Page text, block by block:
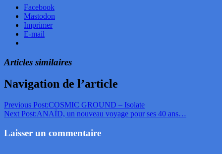
Facebook
Mastodon
Imprimer
E-mail
Articles similaires
Navigation de l’article
Previous Post:COSMIC GROUND – Isolate
Next Post:ANAÏD, un nouveau voyage pour ses 40 ans…
Laisser un commentaire